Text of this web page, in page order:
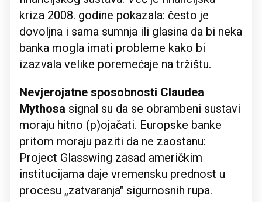
kriza 2008. godine pokazala: često je
dovoljna i sama sumnja ili glasina da bi neka
banka mogla imati probleme kako bi
izazvala velike poremećaje na tržištu.
Nevjerojatne sposobnosti Claudea
Mythosa signal su da se obrambeni sustavi
moraju hitno (p)ojačati. Europske banke
pritom moraju paziti da ne zaostanu:
Project Glasswing zasad američkim
institucijama daje vremensku prednost u
procesu „zatvaranja" sigurnosnih rupa.